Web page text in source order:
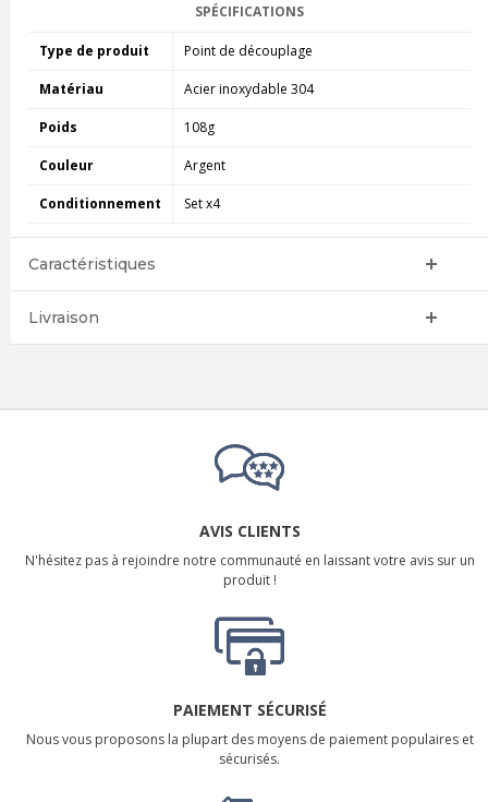
SPÉCIFICATIONS
Type de produit Point de découplage
Matériau Acier inoxydable 304
Poids 108g
Couleur Argent
Conditionnement Set x4
Caractéristiques
Livraison
AVIS CLIENTS
N'hésitez pas à rejoindre notre communauté en laissant votre avis sur un
produit !
PAIEMENT SÉCURISÉ
Nous vous proposons la plupart des moyens de paiement populaires et
sécurisés.